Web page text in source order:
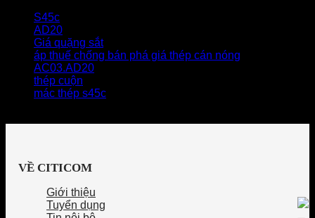
S45c
AD20
Giá quặng sắt
áp thuế chống bán phá giá thép cán nóng
AC03.AD20
thép cuộn
mác thép s45c
VỀ CITICOM
Giới thiệu
Tuyển dụng